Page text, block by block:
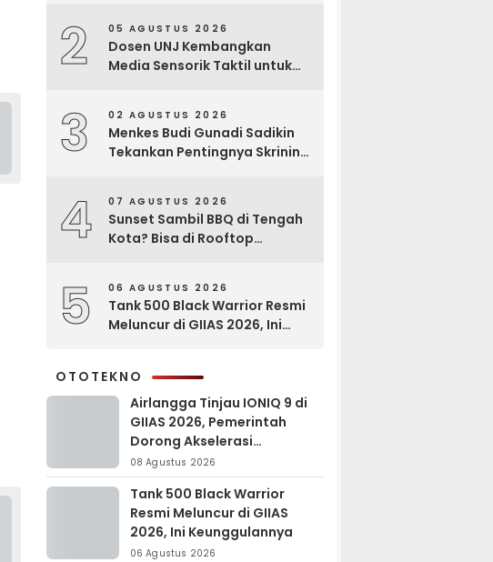
2 05 AGUSTUS 2026
Dosen UNJ Kembangkan
Media Sensorik Taktil untuk
3 02 AGUSTUS 2026
Menkes Budi Gunadi Sadikin
Tekankan Pentingnya Skrining
4 07 AGUSTUS 2026
Sunset Sambil BBQ di Tengah
Kota? Bisa di Rooftop
5 06 AGUSTUS 2026
Tank 500 Black Warrior Resmi
Meluncur di GIIAS 2026, Ini
OTOTEKNO
Airlangga Tinjau IONIQ 9 di
GIIAS 2026, Pemerintah
Dorong Akselerasi
Kendaraan Listrik
08 Agustus 2026
Tank 500 Black Warrior
Resmi Meluncur di GIIAS
2026, Ini Keunggulannya
06 Agustus 2026